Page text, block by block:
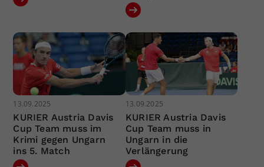
13.09.2025
KURIER Austria Davis
Cup Team muss im
Krimi gegen Ungarn
ins 5. Match
13.09.2025
KURIER Austria Davis
Cup Team muss in
Ungarn in die
Verlängerung